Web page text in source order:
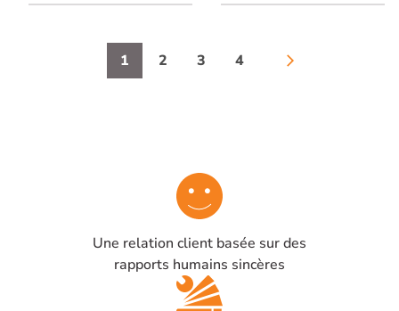
1 2 3 4 arrow_forward_ios
Une relation client basée sur des
rapports humains sincères